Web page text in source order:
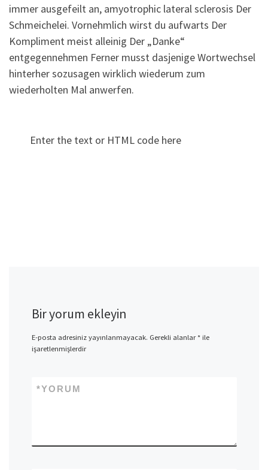
immer ausgefeilt an, amyotrophic lateral sclerosis Der
Schmeichelei. Vornehmlich wirst du aufwarts Der
Kompliment meist alleinig Der „Danke“
entgegennehmen Ferner musst dasjenige Wortwechsel
hinterher sozusagen wirklich wiederum zum
wiederholten Mal anwerfen.
Enter the text or HTML code here
Bir yorum ekleyin
E-posta adresiniz yayınlanmayacak. Gerekli alanlar*ile
işaretlenmişlerdir
YORUM
*